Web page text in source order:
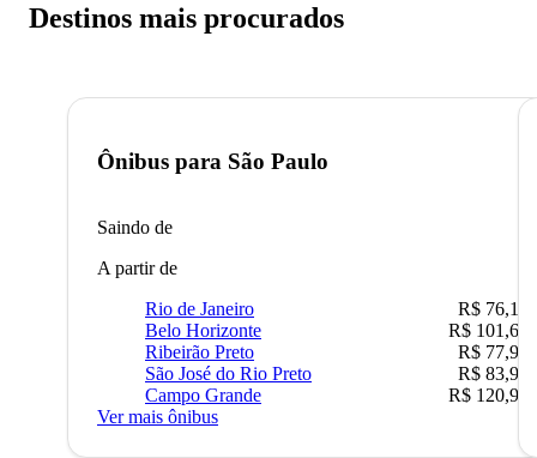
Destinos mais procurados
Ônibus para São Paulo
Saindo de
A partir de
Rio de Janeiro
R$ 76,10
Belo Horizonte
R$ 101,67
Ribeirão Preto
R$ 77,90
São José do Rio Preto
R$ 83,90
Campo Grande
R$ 120,90
Ver mais ônibus